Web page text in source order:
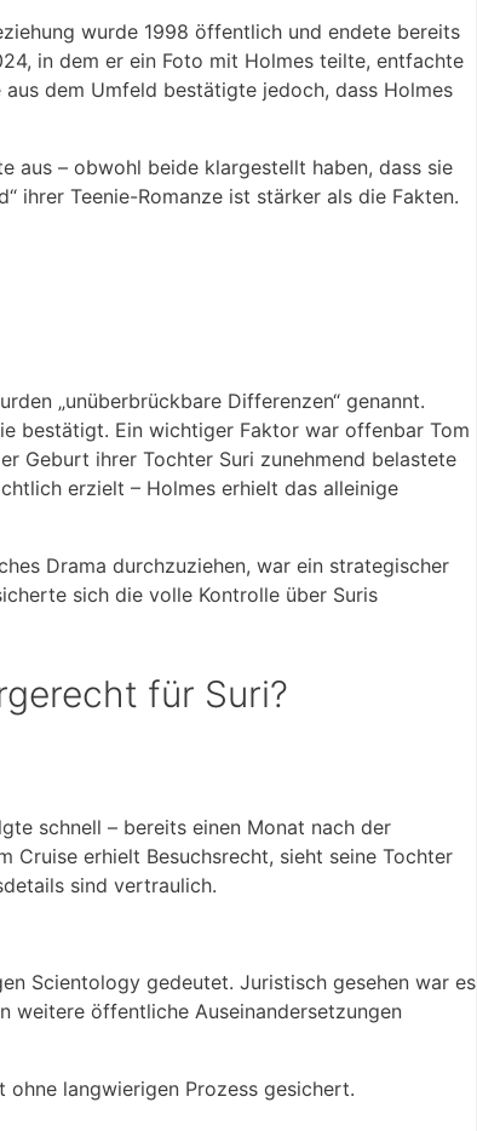
wurde 1998 öffentlich und endete bereits
in dem er ein Foto mit Holmes teilte, entfachte
dem Umfeld bestätigte jedoch, dass Holmes
aus – obwohl beide klargestellt haben, dass sie
ihrer Teenie-Romanze ist stärker als die Fakten.
„unüberbrückbare Differenzen“ genannt.
bestätigt. Ein wichtiger Faktor war offenbar Tom
Geburt ihrer Tochter Suri zunehmend belastete
erzielt – Holmes erhielt das alleinige
Drama durchzuziehen, war ein strategischer
sich die volle Kontrolle über Suris
für Suri?
schnell – bereits einen Monat nach der
Cruise erhielt Besuchsrecht, sieht seine Tochter
sind vertraulich.
Scientology gedeutet. Juristisch gesehen war es
weitere öffentliche Auseinandersetzungen
ohne langwierigen Prozess gesichert.